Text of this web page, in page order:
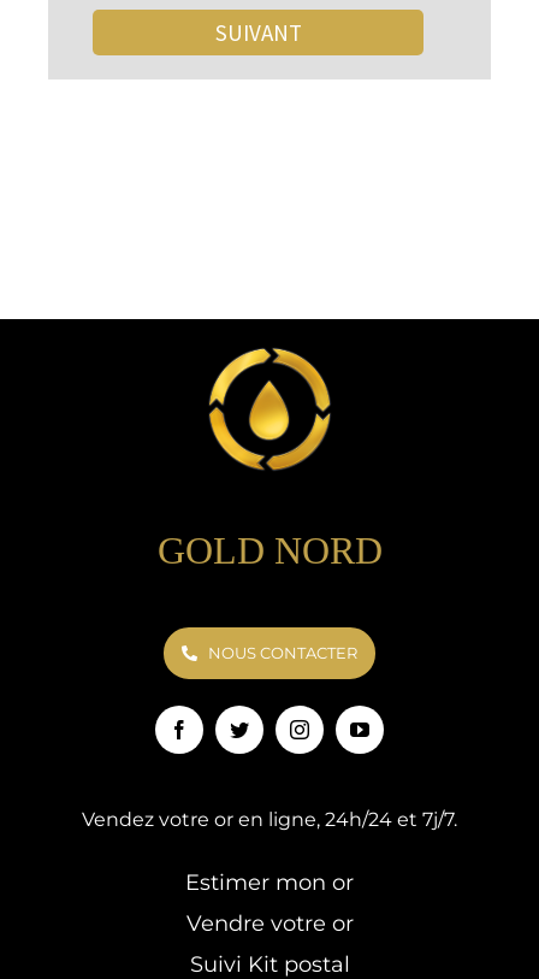
GOLD NORD
NOUS CONTACTER
Vendez votre or en ligne, 24h/24 et 7j/7.
Estimer mon or
Vendre votre or
Suivi Kit postal